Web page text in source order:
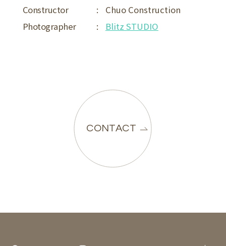
Constructor
:
Chuo Construction
Photographer
: Blitz STUDIO
CONTACT